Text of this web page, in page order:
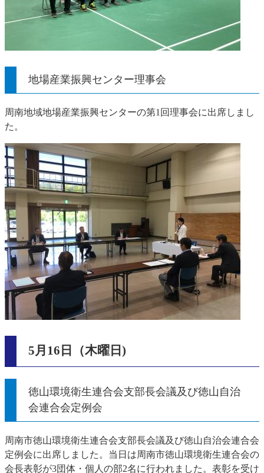
地場産業振興センター理事会
周南地域地場産業振興センターの第1回理事会に出席しまし
た。
5月16日（木曜日)
徳山環境衛生連合会支部長会議及び徳山自治
会連合会定例会
周南市徳山環境衛生連合会支部長会議及び徳山自治会連合会
定例会に出席しました。当日は周南市徳山環境衛生連合会の
会長表彰が3団体・個人の部2名に行われました。表彰を受け